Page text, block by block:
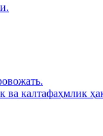
ва калтафаҳмлик